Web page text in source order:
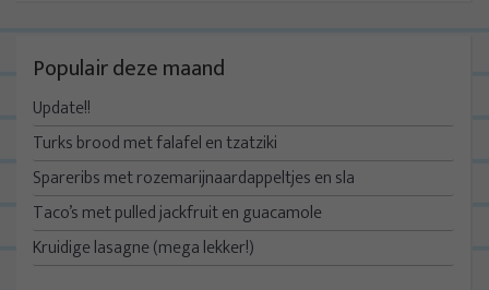
Populair deze maand
Update!!
Turks brood met falafel en tzatziki
Spareribs met rozemarijnaardappeltjes en sla
Taco’s met pulled jackfruit en guacamole
Kruidige lasagne (mega lekker!)